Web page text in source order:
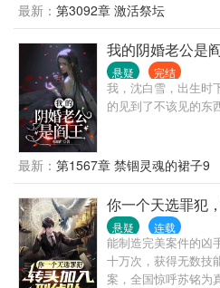
最新： 第3092章 激活祭坛
我的阴婚老公是
悬疑 完结
我，沈白雪，出生时
的见到了不该见的
最新： 第1567章 禁锢灵魂的裙子9
你一个天选罪犯
悬疑 连载
能制造完美案件的凶
十万次，获得无数技
案，全国惊呼苏铭为